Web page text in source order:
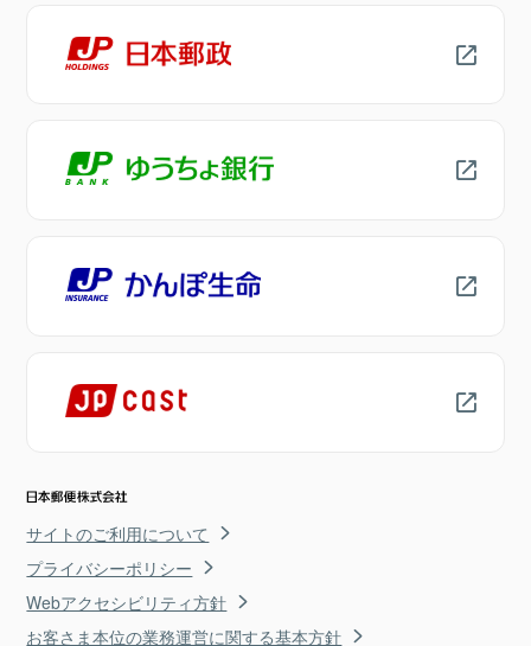
サイトのご利用について
プライバシーポリシー
Webアクセシビリティ方針
お客さま本位の業務運営に関する基本方針